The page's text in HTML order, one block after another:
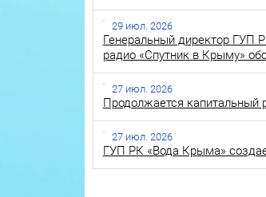
29 июл. 2026
Генеральный директор ГУП
радио «Спутник в Крыму»
27 июл. 2026
Продолжается капитальный
27 июл. 2026
ГУП РК «Вода Крыма»